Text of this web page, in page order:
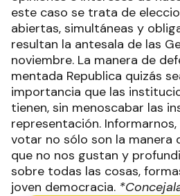
este caso se trata de
abiertas, simultáneas y
resultan la antesala de las
noviembre. La manera de
mentada Republica quizás
importancia que las
tienen, sin menoscabar las
representación.
votar no sólo son la manera
que no nos gustan y
sobre todas las cosas,
joven democracia.